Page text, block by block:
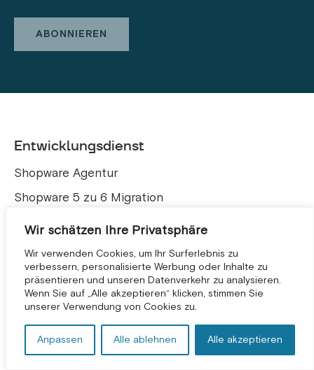
Wir schätzen Ihre Privatsphäre
Wir verwenden Cookies, um Ihr Surferlebnis zu
verbessern, personalisierte Werbung oder Inhalte zu
präsentieren und unseren Datenverkehr zu analysieren.
Wenn Sie auf „Alle akzeptieren“ klicken, stimmen Sie
unserer Verwendung von Cookies zu.
Anpassen Alle ablehnen Alle akzeptieren
KOSTENLOSE BERATUNG *
Entwicklungsdienst
Shopware Agentur
Shopware 5 zu 6 Migration
Shopware Migration
Shopware-SEO-Pakete
Unsere Shopware-Service-Standorte
Köln